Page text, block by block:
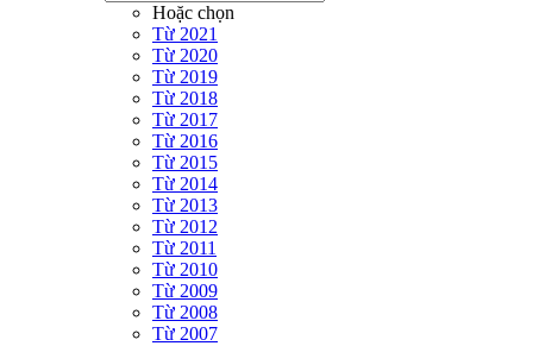
Hoặc chọn
Từ 2021
Từ 2020
Từ 2019
Từ 2018
Từ 2017
Từ 2016
Từ 2015
Từ 2014
Từ 2013
Từ 2012
Từ 2011
Từ 2010
Từ 2009
Từ 2008
Từ 2007